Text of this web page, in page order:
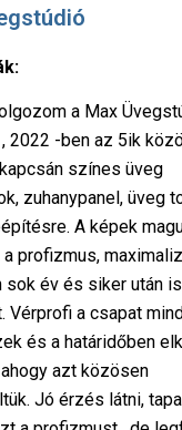
a Max
2022 -ben az 5ik
színes üveg
zuhanypanel, üveg
A képek
profizmus,
sok év és siker után is
Vérprofi a csapat
és a határidőben
azt közösen
Jó érzés látni,